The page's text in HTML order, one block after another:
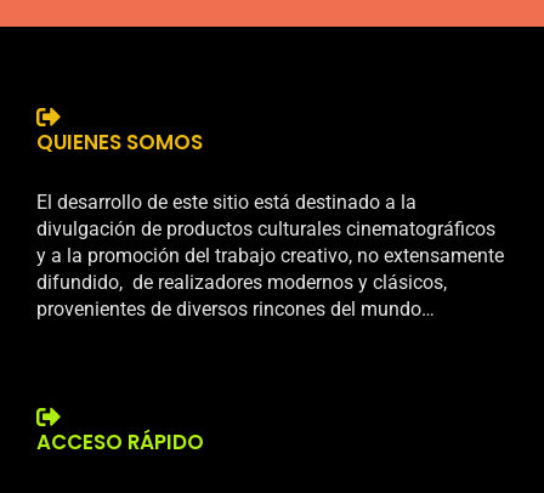
QUIENES SOMOS
El desarrollo de este sitio está destinado a la
divulgación de productos culturales cinematográficos
y a la promoción del trabajo creativo, no extensamente
difundido, de realizadores modernos y clásicos,
provenientes de diversos rincones del mundo…
ACCESO RÁPIDO